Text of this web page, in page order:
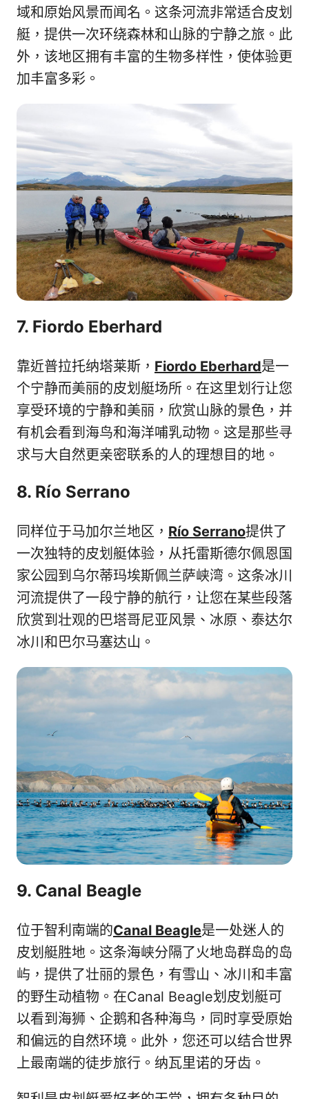
域和原始风景而闻名。这条河流非常适合皮划
艇，提供一次环绕森林和山脉的宁静之旅。此
外，该地区拥有丰富的生物多样性，使体验更
加丰富多彩。
7. Fiordo Eberhard
靠近普拉托纳塔莱斯， Fiordo Eberhard是一
个宁静而美丽的皮划艇场所。在这里划行让您
享受环境的宁静和美丽，欣赏山脉的景色，并
有机会看到海鸟和海洋哺乳动物。这是那些寻
求与大自然更亲密联系的人的理想目的地。
8. Río Serrano
同样位于马加尔兰地区， Río Serrano提供了
一次独特的皮划艇体验，从托雷斯德尔佩恩国
家公园到乌尔蒂玛埃斯佩兰萨峡湾。这条冰川
河流提供了一段宁静的航行，让您在某些段落
欣赏到壮观的巴塔哥尼亚风景、冰原、泰达尔
冰川和巴尔马塞达山。
9. Canal Beagle
位于智利南端的Canal Beagle是一处迷人的
皮划艇胜地。这条海峡分隔了火地岛群岛的岛
屿，提供了壮丽的景色，有雪山、冰川和丰富
的野生动植物。在Canal Beagle划皮划艇可
以看到海狮、企鹅和各种海鸟，同时享受原始
和偏远的自然环境。此外，您还可以结合世界
上最南端的徒步旅行。纳瓦里诺的牙齿。